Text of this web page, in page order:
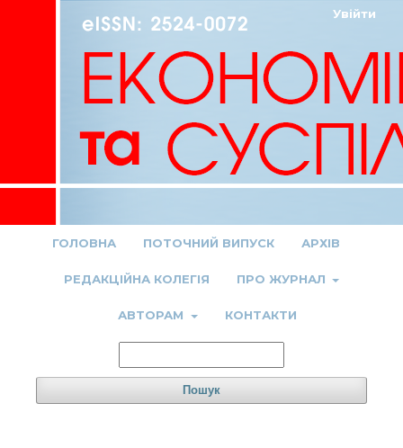
ГОЛОВНА ПОТОЧНИЙ ВИПУСК АРХІВ
РЕДАКЦІЙНА КОЛЕГІЯ ПРО ЖУРНАЛ
АВТОРАМ КОНТАКТИ
Пошук
Увійти